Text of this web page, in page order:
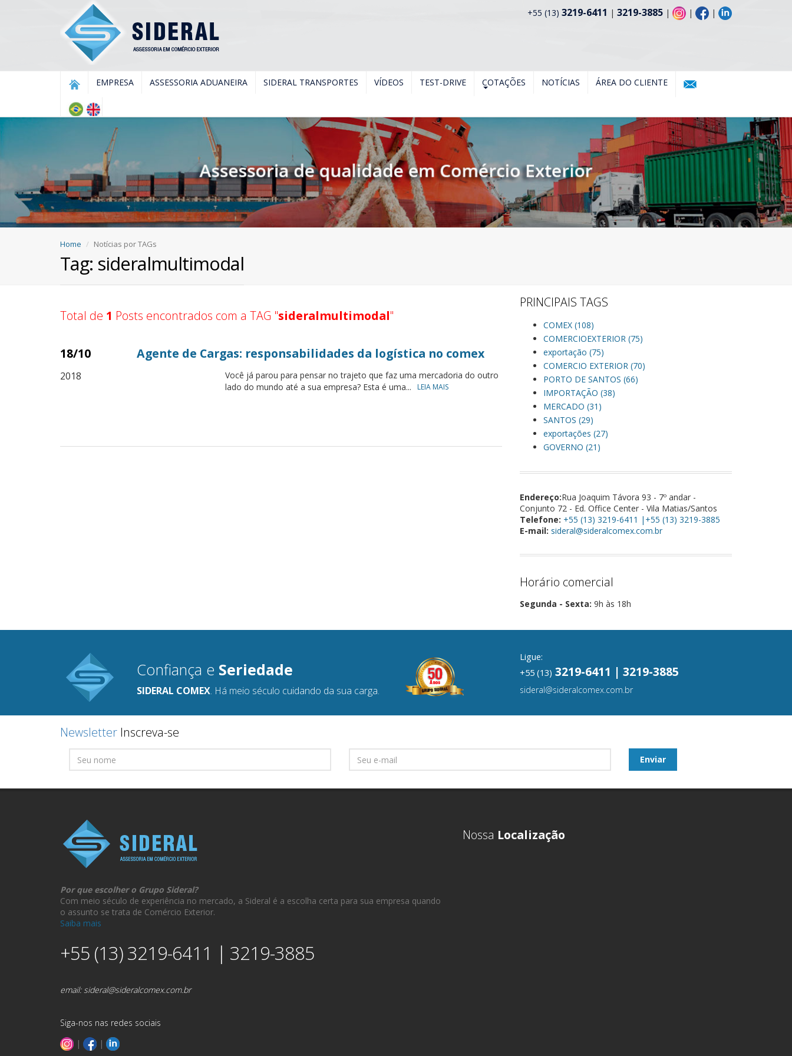
+55 (13) 3219-6411 | 3219-3885 | | |
EMPRESA ASSESSORIA ADUANEIRA SIDERAL TRANSPORTES VÍDEOS TEST-DRIVE COTAÇÕES NOTÍCIAS ÁREA DO CLIENTE
Home Notícias por TAGs
Tag: sideralmultimodal
Total de 1 Posts encontrados com a TAG "sideralmultimodal"
18/10
2018
Agente de Cargas: responsabilidades da logística no comex
Você já parou para pensar no trajeto que faz uma mercadoria do outro
lado do mundo até a sua empresa? Esta é uma...
LEIA MAIS
PRINCIPAIS TAGS
COMEX (108)
COMERCIOEXTERIOR (75)
exportação (75)
COMERCIO EXTERIOR (70)
PORTO DE SANTOS (66)
IMPORTAÇÃO (38)
MERCADO (31)
SANTOS (29)
exportações (27)
GOVERNO (21)
Endereço:Rua Joaquim Távora 93 - 7º andar -
Conjunto 72 - Ed. Office Center - Vila Matias/Santos
Telefone: +55 (13) 3219-6411 |+55 (13) 3219-3885
E-mail: sideral@sideralcomex.com.br
Horário comercial
Segunda - Sexta: 9h às 18h
Confiança e Seriedade
SIDERAL COMEX. Há meio século cuidando da sua carga.
Ligue:
+55 (13) 3219-6411 | 3219-3885
sideral@sideralcomex.com.br
Newsletter Inscreva-se
Por que escolher o Grupo Sideral?
Com meio século de experiência no mercado, a Sideral é a escolha certa para sua empresa quando
o assunto se trata de Comércio Exterior.
Saiba mais
+55 (13) 3219-6411 | 3219-3885
email:sideral@sideralcomex.com.br
Siga-nos nas redes sociais
|
|
Nossa Localização